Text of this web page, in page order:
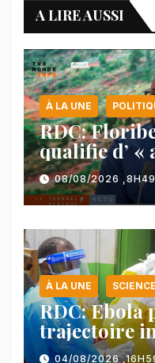
A LIRE AUSSI
À LA UNE
RDC:
qualifie d’ «
protocole
FDLR
08/08/2026 ,8H49
À LA UNE
RDC: Ebola
trajectoire
nord-est du
04/08/2026